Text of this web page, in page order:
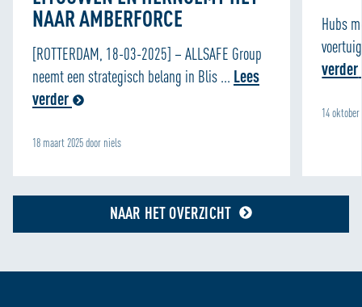
NAAR AMBERFORCE
[ROTTERDAM, 18-03-2025] – ALLSAFE Group
neemt een strategisch belang in Blis ... Lees
verder
18 maart 2025 door niels
Hubs
verder
14
NAAR HET OVERZICHT